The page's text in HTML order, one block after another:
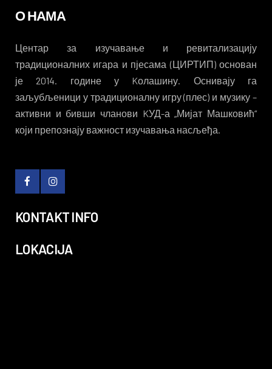
О НАМА
Центар за изучавање и ревитализацију
традиционалних игара и пјесама (ЦИРТИП) основан
је 2014. године у Kолашину. Оснивају га
заљубљеници у традиционалну игру (плес) и музику –
активни и бивши чланови KУД-а „Мијат Машковић“
који препознају важност изучавања насљеђа.
KONTAKT INFO
LOKACIJA